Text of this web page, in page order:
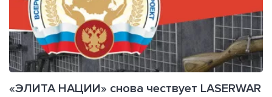
«ЭЛИТА НАЦИИ» снова чествует LASERWAR